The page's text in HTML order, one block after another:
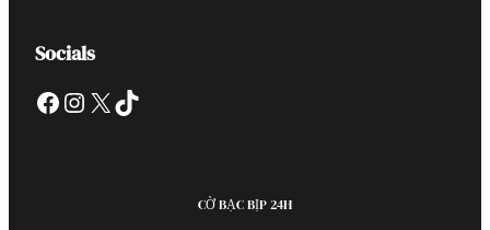
Socials
Facebook Instagram X TikTok
CỜ BẠC BỊP 24H